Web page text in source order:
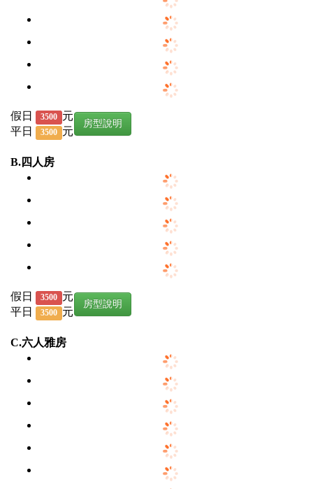
假日 3500 元
平日
3500 元
房型說明
B.四人房
假日 3500 元
平日
3500 元
房型說明
C.六人雅房